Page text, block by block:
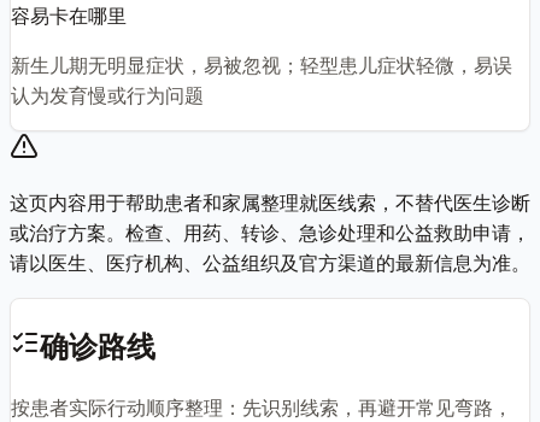
容易卡在哪里
新生儿期无明显症状，易被忽视；轻型患儿症状轻微，易误
认为发育慢或行为问题
这页内容用于帮助患者和家属整理就医线索，不替代医生诊断
或治疗方案。检查、用药、转诊、急诊处理和公益救助申请，
请以医生、医疗机构、公益组织及官方渠道的最新信息为准。
确诊路线
按患者实际行动顺序整理：先识别线索，再避开常见弯路，